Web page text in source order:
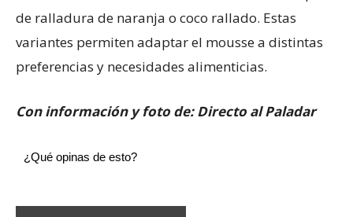
de ralladura de naranja o coco rallado. Estas
variantes permiten adaptar el mousse a distintas
preferencias y necesidades alimenticias.
Con información y foto de: Directo al Paladar
¿Qué opinas de esto?